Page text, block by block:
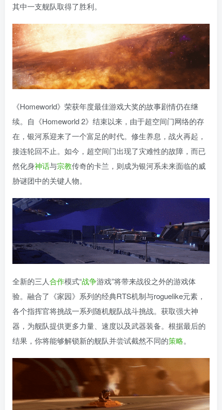
其中一支舰队取得了胜利。
《Homeworld》荣获年度最佳游戏大奖的故事剧情仍在继
续。自《Homeworld 2》结束以来，由于超空间门网络的存
在，银河系迎来了一个富足的时代。修生养息，战火再起，
接连轮回不止。如今，超空间门出现了灾难性的故障，而已
然化身神话与宗教传奇的卡兰，则成为银河系未来面临的威
胁谜团中的关键人物。
全新的三人合作模式“战争游戏”将带来战役之外的游戏体
验。融合了《家园》系列的经典RTS机制与roguelike元素，
各个指挥官将挑战一系列随机舰队战斗挑战。获取强大神
器，为舰队提供更多力量、速度以及武器装备。根据最后的
结果，你将能够解锁新的舰队并尝试截然不同的策略。